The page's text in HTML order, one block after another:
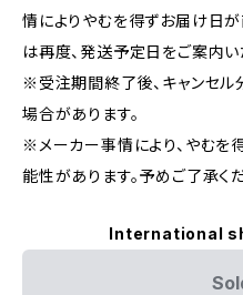
情によりやむを得ずお届け日
は再度、発送予定日をご案内い
※受注期間終了後、キャンセ
場合があります。
※メーカー事情により、やむを
能性があります。予めご了承く
International